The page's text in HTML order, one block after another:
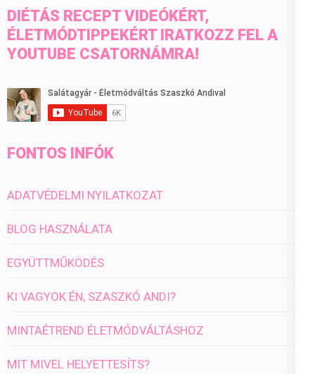
DIÉTÁS RECEPT VIDEÓKÉRT,
ÉLETMÓDTIPPEKÉRT IRATKOZZ FEL A
YOUTUBE CSATORNÁMRA!
FONTOS INFÓK
ADATVÉDELMI NYILATKOZAT
BLOG HASZNÁLATA
EGYÜTTMŰKÖDÉS
KI VAGYOK ÉN, SZASZKÓ ANDI?
MINTAÉTREND ÉLETMÓDVÁLTÁSHOZ
MIT MIVEL HELYETTESÍTS?